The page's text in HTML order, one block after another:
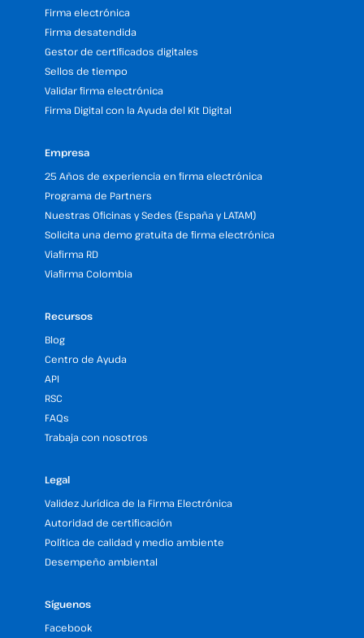
Firma electrónica
Firma desatendida
Gestor de certificados digitales
Sellos de tiempo
Validar firma electrónica
Firma Digital con la Ayuda del Kit Digital
Empresa
25 Años de experiencia en firma electrónica
Programa de Partners
Nuestras Oficinas y Sedes (España y LATAM)
Solicita una demo gratuita de firma electrónica
Viafirma RD
Viafirma Colombia
Recursos
Blog
Centro de Ayuda
API
RSC
FAQs
Trabaja con nosotros
Legal
Validez Jurídica de la Firma Electrónica
Autoridad de certificación
Política de calidad y medio ambiente
Desempeño ambiental
Síguenos
Facebook